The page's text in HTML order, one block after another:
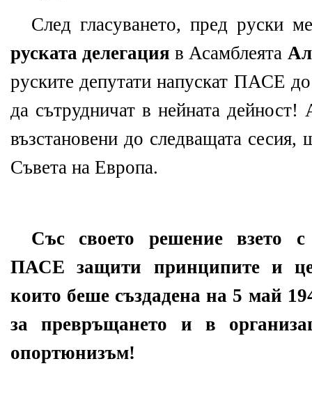
След гласуването, пред руски
руската делегация в Асамблеята
руските депутати напускат ПАСЕ
да сътрудничат в нейната
възстановени до следващата сесия,
Съвета на Европа.
Със своето решение взето с
ПАСЕ защити принципите и
които беше създадена на 5 май
за превръщането и в
опортюнизъм!